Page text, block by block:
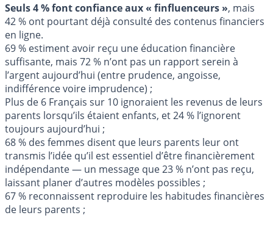
Seuls 4 % font confiance aux « finfluenceurs », mais
42 % ont pourtant déjà consulté des contenus financiers
en ligne.
69 % estiment avoir reçu une éducation financière
suffisante, mais 72 % n’ont pas un rapport serein à
l’argent aujourd’hui (entre prudence, angoisse,
indifférence voire imprudence) ;
Plus de 6 Français sur 10 ignoraient les revenus de leurs
parents lorsqu’ils étaient enfants, et 24 % l’ignorent
toujours aujourd’hui ;
68 % des femmes disent que leurs parents leur ont
transmis l’idée qu’il est essentiel d’être financièrement
indépendante — un message que 23 % n’ont pas reçu,
laissant planer d’autres modèles possibles ;
67 % reconnaissent reproduire les habitudes financières
de leurs parents ;